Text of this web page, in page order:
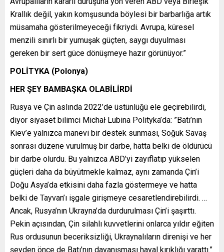
Krallık değil, yakın komşusunda böylesi bir barbarlığa artık
müsamaha gösterilmeyeceği fikriydi. Avrupa, küresel
menzili sınırlı bir yumuşak güçten, saygı duyulması
gereken bir sert güce dönüşmeye hazır görünüyor.”
POLİTYKA (Polonya)
HER ŞEY BAMBAŞKA OLABİLİRDİ
Rusya ve Çin aslında 2022’de üstünlüğü ele geçirebilirdi,
diyor siyaset bilimci Michał Lubina Polityka’da: ”Batı’nın
Kiev’e yalnızca manevi bir destek sunması, Soğuk Savaş
sonrası düzene vurulmuş bir darbe, hatta belki de öldürücü
bir darbe olurdu. Bu yalnızca ABD’yi zayıflatıp yükselen
güçleri daha da büyütmekle kalmaz, aynı zamanda Çin’i
Doğu Asya’da etkisini daha fazla göstermeye ve hatta
belki de Tayvan’ı işgale girişmeye cesaretlendirebilirdi. …
Ancak, Rusya’nın Ukrayna’da durdurulması Çin’i şaşırttı.
Pekin açısından, Çin silahlı kuvvetlerini onlarca yıldır eğiten
Rus ordusunun beceriksizliği, Ukraynalıların direnişi ve her
şeyden önce de Batı’nın dayanışması hayal kırıklığı yarattı.”